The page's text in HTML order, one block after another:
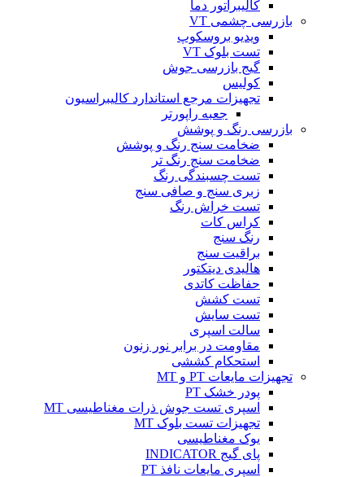
کالیبراتور دما
بازرسی چشمی VT
ویدیو بروسکوپ
تست بلوک VT
گیج بازرسی جوش
کولیس
تجهیزات مرجع استاندارد کالیبراسیون
جعبه راپورتر
بازرسی رنگ و پوشش
ضخامت سنج رنگ و پوشش
ضخامت سنج رنگ تر
تست چسبندگی رنگ
زبری سنج و صافی سنج
تست خراش رنگ
کراس کات
رنگ سنج
براقیت سنج
هالیدی دیتکتور
حفاظت کاتدی
تست کشش
تست سایش
سالت اسپری
مقاومت در برابر نور زنون
استحکام کششی
تجهیزات مایعات PT و MT
پودر خشک PT
اسپری تست جوش ذرات مغناطیسی MT
تجهیزات تست بلوک MT
یوک مغناطیسی
پای گیج INDICATOR
اسپری مایعات نافذ PT